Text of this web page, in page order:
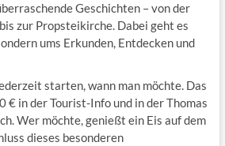
Geschichten – von der
zur Propsteikirche. Dabei geht es
ums Erkunden, Entdecken und
starten, wann man möchte. Das
€ in der Tourist-Info und in der Thomas
Wer möchte, genießt ein Eis auf dem
dieses besonderen